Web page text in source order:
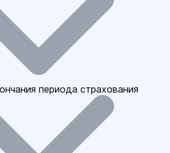
периода страхования